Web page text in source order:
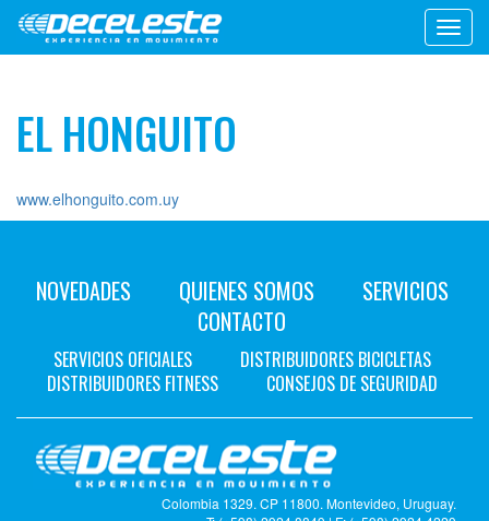
EL HONGUITO
www.elhonguito.com.uy
NOVEDADES QUIENES SOMOS
SERVICIOS
CONTACTO
SERVICIOS OFICIALES
DISTRIBUIDORES BICICLETAS
DISTRIBUIDORES FITNESS
CONSEJOS DE SEGURIDAD
Colombia 1329. CP 11800. Montevideo, Uruguay.